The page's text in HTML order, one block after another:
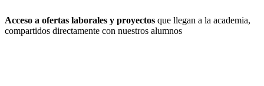
Acceso a ofertas laborales y proyectos que llegan a la academia,
compartidos directamente con nuestros alumnos